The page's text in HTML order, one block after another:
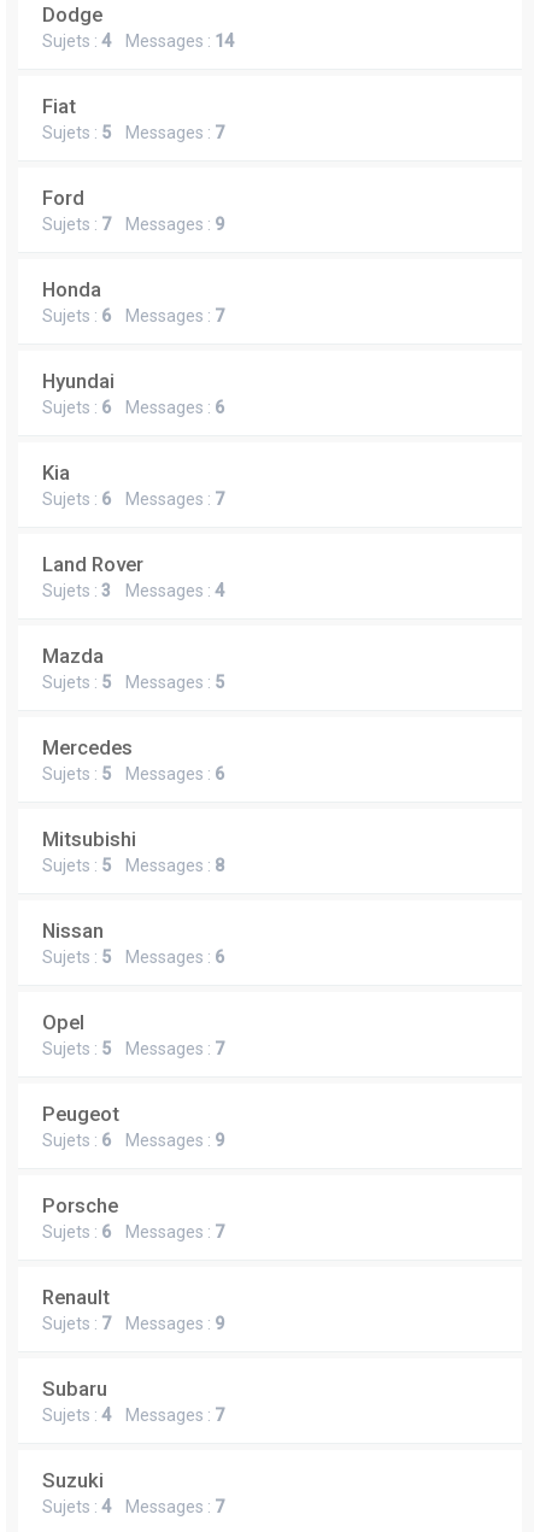
Dodge
Sujets : 4Messages : 14
Fiat
Sujets : 5 Messages : 7
Ford
Sujets : 7Messages : 9
Honda
Sujets : 6 Messages : 7
Hyundai
Sujets : 6 Messages : 6
Kia
Sujets : 6 Messages : 7
Land Rover
Sujets : 3 Messages : 4
Mazda
Sujets : 5 Messages : 5
Mercedes
Sujets : 5 Messages : 6
Mitsubishi
Sujets : 5 Messages : 8
Nissan
Sujets : 5 Messages : 6
Opel
Sujets : 5 Messages : 7
Peugeot
Sujets : 6 Messages : 9
Porsche
Sujets : 6 Messages : 7
Renault
Sujets : 7Messages : 9
Subaru
Sujets : 4Messages : 7
Suzuki
Sujets : 4Messages : 7